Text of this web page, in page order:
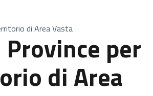
di Area Vasta
per
di Area